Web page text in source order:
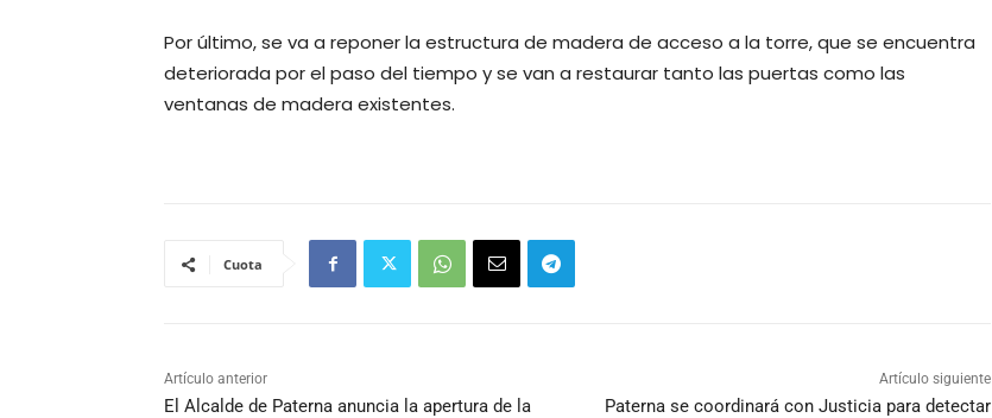
Por último, se va a reponer la estructura de madera de acceso a la torre, que se encuentra
deteriorada por el paso del tiempo y se van a restaurar tanto las puertas como las
ventanas de madera existentes.
Cuota
Artículo anterior
El Alcalde de Paterna anuncia la apertura de la
Artículo siguiente
Paterna se coordinará con Justicia para detectar